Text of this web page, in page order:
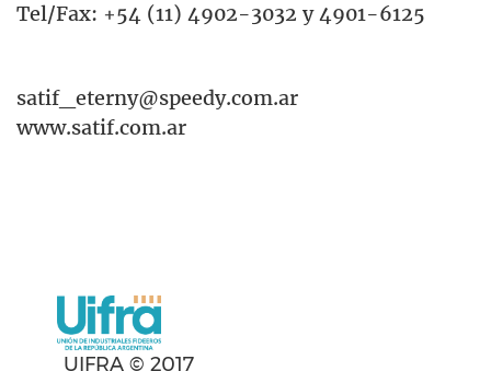
Tel/Fax: +54 (11) 4902-3032 y 4901-6125
satif_eterny@speedy.com.ar
www.satif.com.ar
UIFRA © 2017